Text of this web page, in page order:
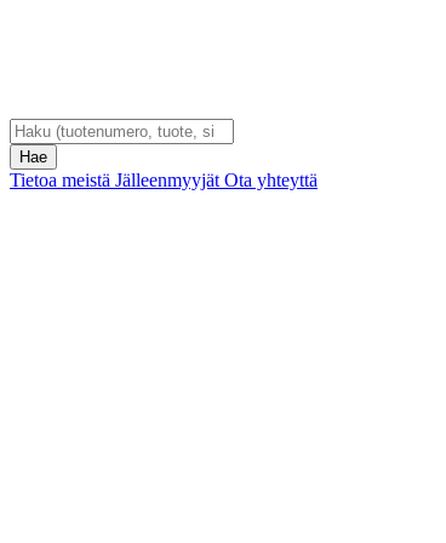
Tietoa meistä Jälleenmyyjät Ota yhteyttä